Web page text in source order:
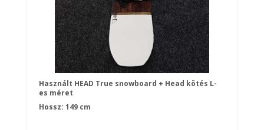
Használt HEAD True snowboard + Head kötés L-
es méret
Hossz: 149 cm